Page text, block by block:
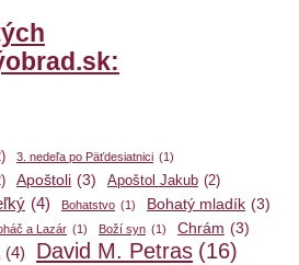
3. nedeľa po Päťdesiatnici (1)
Apoštoli (3) Apoštol Jakub (2)
(4) Bohatstvo (1) Bohatý mladík (3)
a Lazár (1) Boží syn (1) Chrám (3)
(4) David M. Petras (16)